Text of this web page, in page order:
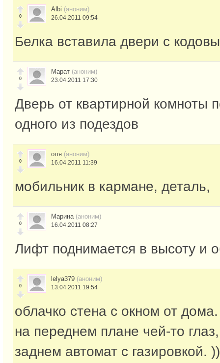
0
Albi (аноним)
26.04.2011 09:54
Белка вставила двери с
0
Марат (аноним)
23.04.2011 17:30
Дверь от квартирной комноты
одного из подездов
0
оля (аноним)
16.04.2011 11:39
мобильник в кармане, деталь,
0
Марина (аноним)
16.04.2011 08:27
Лифт поднимается в высоту и
0
lelya379 (аноним)
13.04.2011 19:54
облачко стена с окном от дома.
на переднем плане чей-то
заднем автомат с газировкой.